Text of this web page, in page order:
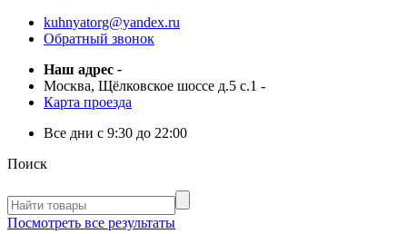
kuhnyatorg@yandex.ru
Обратный звонок
Наш адрес -
Москва, Щёлковское шоссе д.5 с.1 -
Карта проезда
Все дни с 9:30 до 22:00
Поиск
Посмотреть все результаты